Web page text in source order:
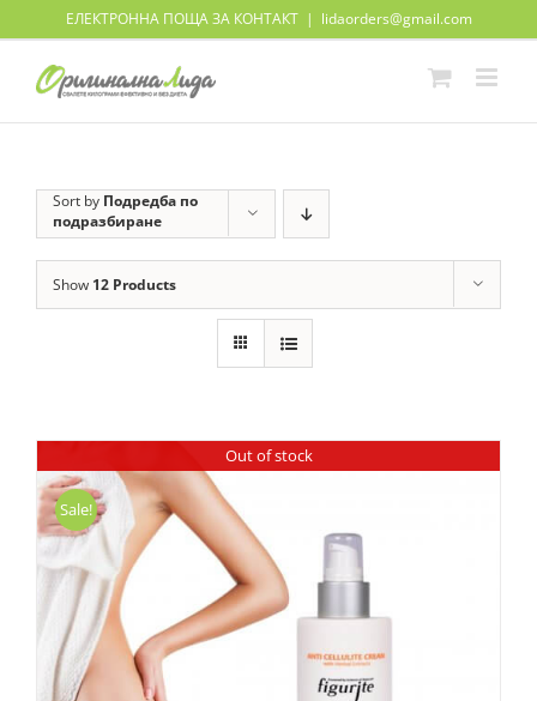
ЕЛЕКТРОННА ПОЩА ЗА КОНТАКТ | lidaorders@gmail.com
Sort by Подредба по
подразбиране
Show 12 Products
Out of stock
Sale!